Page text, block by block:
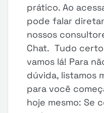
prático. Ao
pode falar
nossos
Chat. Tudo
vamos lá! Para
dúvida, listamos
para você
hoje mesmo: Se